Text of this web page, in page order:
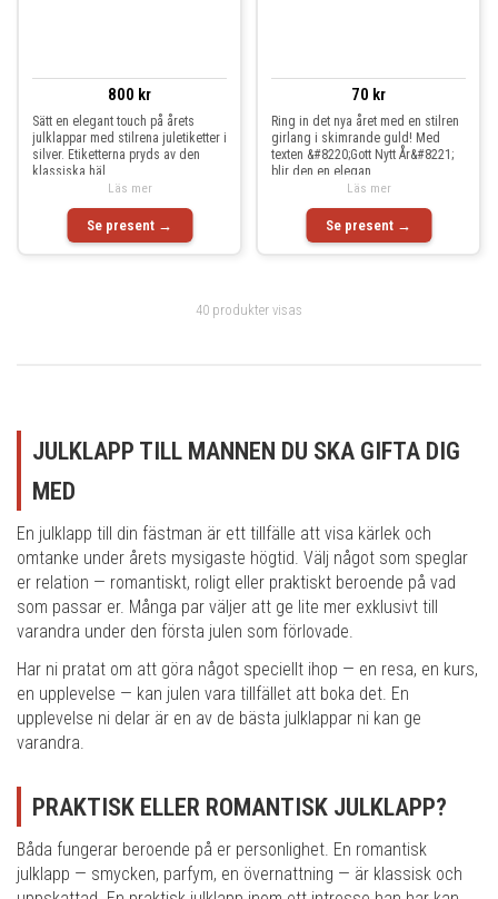
800 kr
Sätt en elegant touch på årets
julklappar med stilrena juletiketter i
silver. Etiketterna pryds av den
klassiska häl
Se present →
Läs mer
70 kr
Ring in det nya året med en stilren
girlang i skimrande guld! Med
texten &#8220;Gott Nytt År&#8221;
blir den en elegan
Se present →
Läs mer
40 produkter visas
JULKLAPP TILL MANNEN DU SKA GIFTA DIG
MED
En julklapp till din fästman är ett tillfälle att visa kärlek och
omtanke under årets mysigaste högtid. Välj något som speglar
er relation — romantiskt, roligt eller praktiskt beroende på vad
som passar er. Många par väljer att ge lite mer exklusivt till
varandra under den första julen som förlovade.
Har ni pratat om att göra något speciellt ihop — en resa, en kurs,
en upplevelse — kan julen vara tillfället att boka det. En
upplevelse ni delar är en av de bästa julklappar ni kan ge
varandra.
PRAKTISK ELLER ROMANTISK JULKLAPP?
Båda fungerar beroende på er personlighet. En romantisk
julklapp — smycken, parfym, en övernattning — är klassisk och